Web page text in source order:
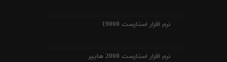
نرم افزار استارست 19000
نرم افزار استارست 2000 هایپر